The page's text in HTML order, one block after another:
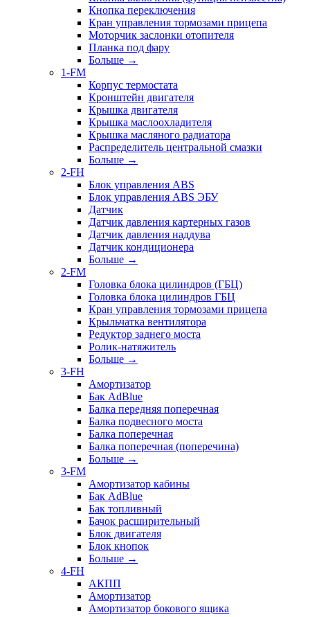
Кнопка переключения
Кран управления тормозами прицепа
Моторчик заслонки отопителя
Планка под фару
Больше →
1-FM
Корпус термостата
Кронштейн двигателя
Крышка двигателя
Крышка маслоохладителя
Крышка масляного радиатора
Распределитель центральной смазки
Больше →
2-FH
Блок управления ABS
Блок управления ABS ЭБУ
Датчик
Датчик давления картерных газов
Датчик давления наддува
Датчик кондиционера
Больше →
2-FM
Головка блока цилиндров (ГБЦ)
Головка блока цилиндров ГБЦ
Кран управления тормозами прицепа
Крыльчатка вентилятора
Редуктор заднего моста
Ролик-натяжитель
Больше →
3-FH
Амортизатор
Бак AdBlue
Балка передняя поперечная
Балка подвесного моста
Балка поперечная
Балка поперечная (поперечина)
Больше →
3-FM
Амортизатор кабины
Бак AdBlue
Бак топливный
Бачок расширительный
Блок двигателя
Блок кнопок
Больше →
4-FH
АКПП
Амортизатор
Амортизатор бокового ящика